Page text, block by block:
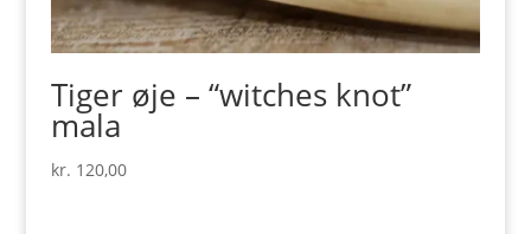
Tiger øje – “witches knot”
mala
kr. 120,00